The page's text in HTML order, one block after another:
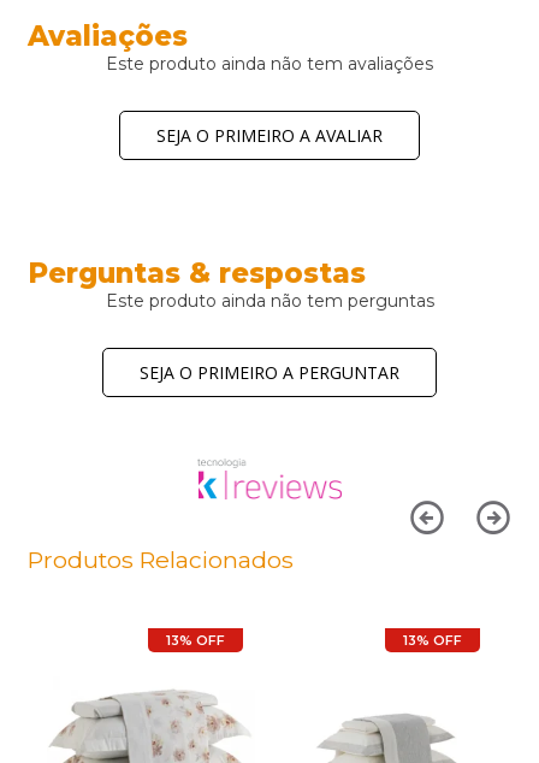
Avaliações
Este produto ainda não tem avaliações
SEJA O PRIMEIRO A AVALIAR
Perguntas & respostas
Este produto ainda não tem perguntas
SEJA O PRIMEIRO A PERGUNTAR
Produtos Relacionados
13% OFF 13% OFF